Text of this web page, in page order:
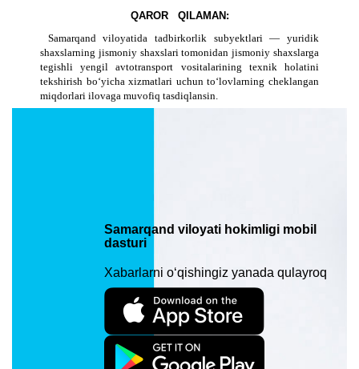
QAROR QILAMAN:
Samarqand viloyatida tadbirkorlik subyektlari — yuridik
shaxslarning jismoniy shaxslari tomonidan jismoniy shaxslarga
tegishli yengil avtotransport vositalarining texnik holatini
tekshirish bo‘yicha xizmatlari uchun to‘lovlarning cheklangan
miqdorlari ilovaga muvofiq tasdiqlansin.
zimmamda qoldiraman.
Viloyat hokimi v.v.b
Samarkand shahri,
2021 yil 26 yanvar 10- K-son
Qarorni yuklab olish (PDF 908 KB)
Samarqand viloyati hokimligi mobil
dasturi
Xabarlarni o‘qishingiz yanada qulayroq